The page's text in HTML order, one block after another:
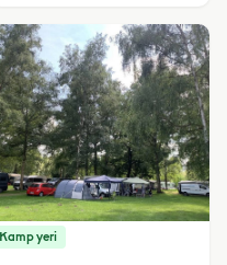
Kamp yeri